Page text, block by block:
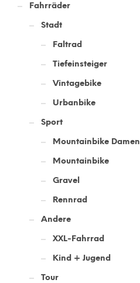
Fahrräder
Stadt
Faltrad
Tiefeinsteiger
Vintagebike
Urbanbike
Sport
Mountainbike Damen
Mountainbike
Gravel
Rennrad
Andere
XXL-Fahrrad
Kind + Jugend
Tour